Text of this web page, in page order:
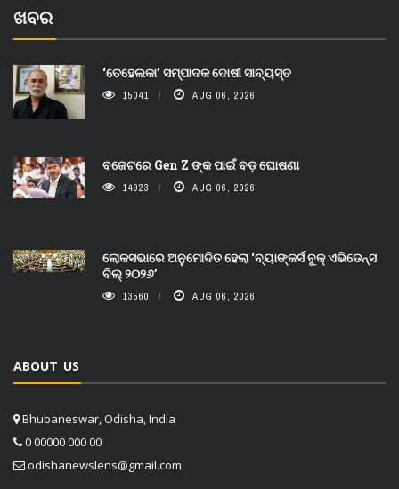
ଖବର
‘ତେହେଲକା’ ସମ୍ପାଦକ ଦୋଷୀ ସାବ୍ୟସ୍ତ
15041 AUG 06, 2026
ବଜେଟରେ Gen Z ଙ୍କ ପାଇଁ ବଡ଼ ଘୋଷଣା
14923 AUG 06, 2026
ଲୋକସଭାରେ ଅନୁମୋଦିତ ହେଲା ‘ବ୍ୟାଙ୍କର୍ସ ବୁକ୍ ଏଭିଡେନ୍ସ
ବିଲ୍ ୨୦୨୬’
13560 AUG 06, 2026
ABOUT US
Bhubaneswar, Odisha, India
0 00000 000 00
odishanewslens@gmail.com